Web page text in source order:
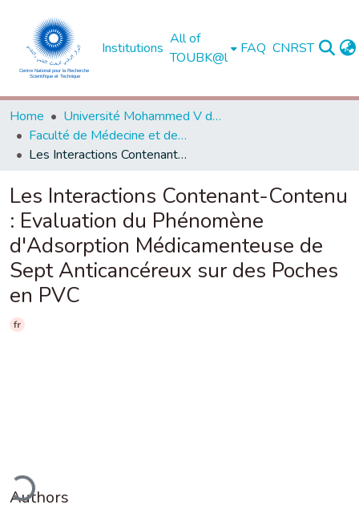
Institutions
All of
TOUBK@l
FAQ CNRST
Home
Université Mohammed V de Rabat
Faculté de Médecine et de Pharmacie - Rabat
Les Interactions Contenant-Contenu : Evaluation du Phénomène d'Adsorption Médicamenteuse de Sept Anticancéreux sur des Poches en PVC
Les Interactions Contenant-Contenu
: Evaluation du Phénomène
d'Adsorption Médicamenteuse de
Sept Anticancéreux sur des Poches
en PVC
fr
Authors